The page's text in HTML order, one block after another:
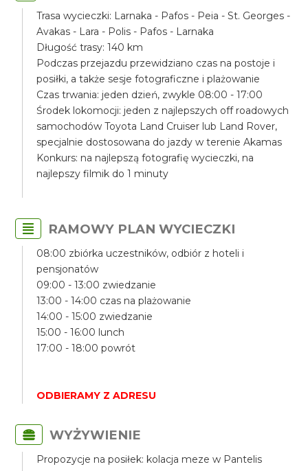
Trasa wycieczki: Larnaka - Pafos - Peia - St. Georges -
Avakas - Lara - Polis - Pafos - Larnaka
Długość trasy: 140 km
Podczas przejazdu przewidziano czas na postoje i
posiłki, a także sesje fotograficzne i plażowanie
Czas trwania: jeden dzień, zwykle 08:00 - 17:00
Środek lokomocji: jeden z najlepszych off roadowych
samochodów Toyota Land Cruiser lub Land Rover,
specjalnie dostosowana do jazdy w terenie Akamas
Konkurs: na najlepszą fotografię wycieczki, na
najlepszy filmik do 1 minuty
RAMOWY PLAN WYCIECZKI
08:00 zbiórka uczestników, odbiór z hoteli i
pensjonatów
09:00 - 13:00 zwiedzanie
13:00 - 14:00 czas na plażowanie
14:00 - 15:00 zwiedzanie
15:00 - 16:00 lunch
17:00 - 18:00 powrót
ODBIERAMY Z ADRESU
WYŻYWIENIE
Propozycje na posiłek: kolacja meze w Pantelis